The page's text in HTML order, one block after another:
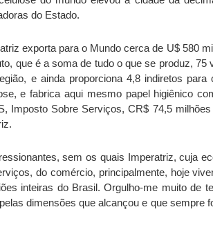
do Estado.
exporta para o Mundo cerca de U$ 580
que é a soma de tudo o que se produz,
e ainda proporciona 4,8 indiretos
e fabrica aqui mesmo papel higiênico
Imposto Sobre Serviços, CR$ 74,5
sem os quais Imperatriz, cuja
do comércio, principalmente, hoje
inteiras do Brasil. Orgulho-me muito de
dimensões que alcançou e que sempre